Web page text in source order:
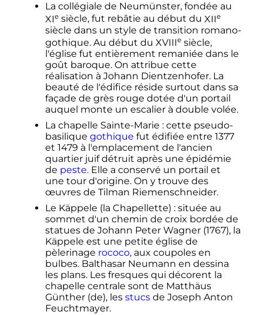
La collégiale de Neumünster, fondée au
XIe siècle, fut rebâtie au début du XIIe
siècle dans un style de transition romano-
gothique. Au début du XVIIIe siècle,
l'église fut entièrement remaniée dans le
goût baroque. On attribue cette
réalisation à Johann Dientzenhofer. La
beauté de l'édifice réside surtout dans sa
façade de grès rouge dotée d'un portail
auquel monte un escalier à double volée.
La chapelle Sainte-Marie : cette pseudo-
basilique gothique fut édifiée entre 1377
et 1479 à l'emplacement de l'ancien
quartier juif détruit après une épidémie
de peste. Elle a conservé un portail et
une tour d'origine. On y trouve des
œuvres de Tilman Riemenschneider.
Le Käppele (la Chapellette) : située au
sommet d'un chemin de croix bordée de
statues de Johann Peter Wagner (1767), la
Käppele est une petite église de
pèlerinage rococo, aux coupoles en
bulbes. Balthasar Neumann en dessina
les plans. Les fresques qui décorent la
chapelle centrale sont de Matthäus
Günther (de), les stucsde Joseph Anton
Feuchtmayer.